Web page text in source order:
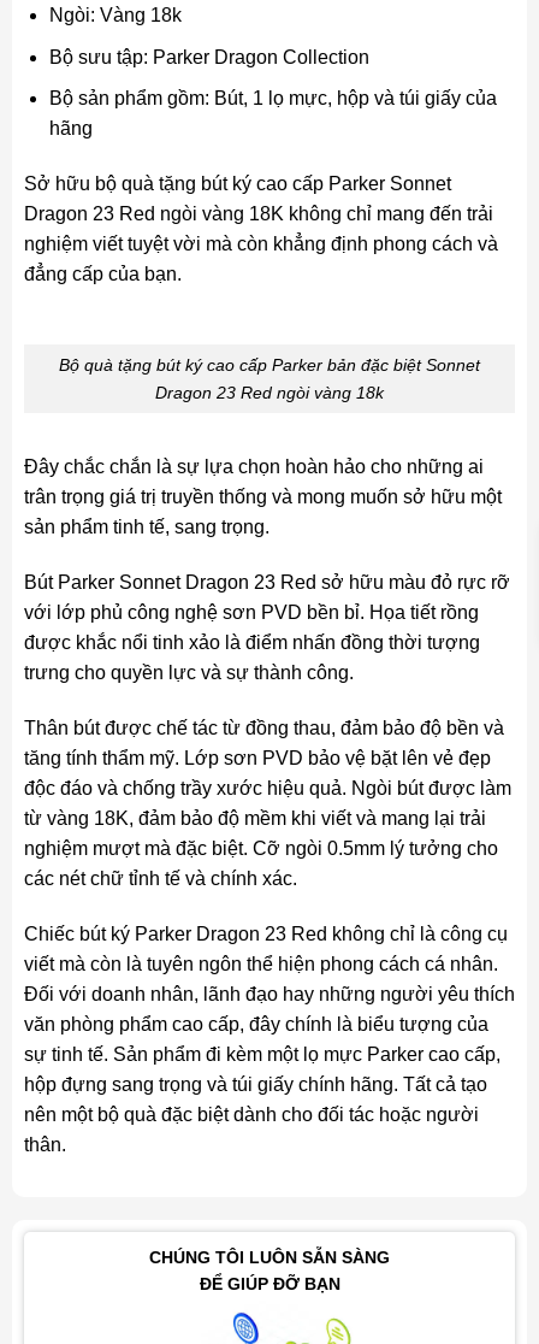
Ngòi: Vàng 18k
Bộ sưu tập: Parker Dragon Collection
Bộ sản phẩm gồm: Bút, 1 lọ mực, hộp và túi giấy của
hãng
Sở hữu bộ quà tặng bút ký cao cấp Parker Sonnet
Dragon 23 Red ngòi vàng 18K không chỉ mang đến trải
nghiệm viết tuyệt vời mà còn khẳng định phong cách và
đẳng cấp của bạn.
Bộ quà tặng bút ký cao cấp Parker bản đặc biệt Sonnet
Dragon 23 Red ngòi vàng 18k
Đây chắc chắn là sự lựa chọn hoàn hảo cho những ai
trân trọng giá trị truyền thống và mong muốn sở hữu một
sản phẩm tinh tế, sang trọng.
Bút Parker Sonnet Dragon 23 Red sở hữu màu đỏ rực rỡ
với lớp phủ công nghệ sơn PVD bền bỉ. Họa tiết rồng
được khắc nổi tinh xảo là điểm nhấn đồng thời tượng
trưng cho quyền lực và sự thành công.
Thân bút được chế tác từ đồng thau, đảm bảo độ bền và
tăng tính thẩm mỹ. Lớp sơn PVD bảo vệ bặt lên vẻ đẹp
độc đáo và chống trầy xước hiệu quả. Ngòi bút được làm
từ vàng 18K, đảm bảo độ mềm khi viết và mang lại trải
nghiệm mượt mà đặc biệt. Cỡ ngòi 0.5mm lý tưởng cho
các nét chữ tỉnh tế và chính xác.
Chiếc bút ký Parker Dragon 23 Red không chỉ là công cụ
viết mà còn là tuyên ngôn thể hiện phong cách cá nhân.
Đối với doanh nhân, lãnh đạo hay những người yêu thích
văn phòng phẩm cao cấp, đây chính là biểu tượng của
sự tinh tế. Sản phẩm đi kèm một lọ mực Parker cao cấp,
hộp đựng sang trọng và túi giấy chính hãng. Tất cả tạo
nên một bộ quà đặc biệt dành cho đối tác hoặc người
thân.
CHÚNG TÔI LUÔN SẴN SÀNG
ĐỂ GIÚP ĐỠ BẠN